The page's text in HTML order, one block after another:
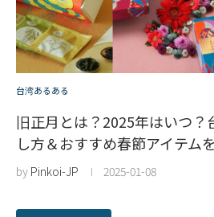
台湾あるある
旧正月とは？2025年はいつ？
し方＆おすすめ春節アイテム
by Pinkoi-JP 2025-01-08